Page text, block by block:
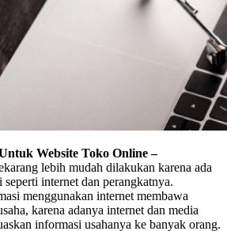
Website Toko Online –
lebih mudah dilakukan karena ada
internet dan perangkatnya.
menggunakan internet membawa
karena adanya internet dan media
informasi usahanya ke banyak orang.